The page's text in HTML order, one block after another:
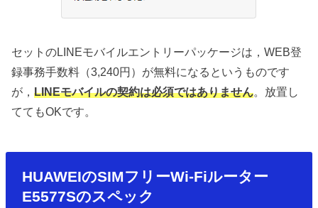
セットのLINEモバイルエントリーパッケージは，WEB登
録事務手数料（3,240円）が無料になるというものです
が，LINEモバイルの契約は必須ではありません。放置し
ててもOKです。
HUAWEIのSIMフリーWi-Fiルーター
E5577Sのスペック